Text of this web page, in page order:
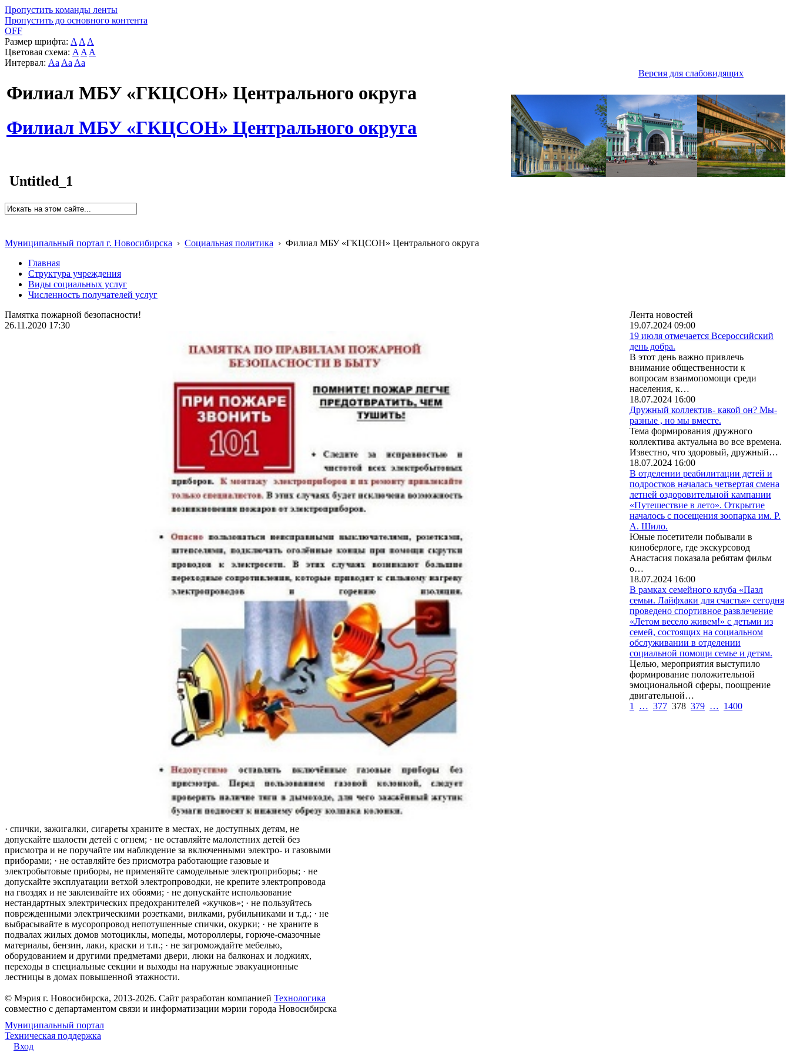
Пропустить команды ленты
Пропустить до основного контента
OFF
Размер шрифта: A A A
Цветовая схема: A A A
Интервал: Aa Aa Aa
Версия для слабовидящих
Филиал МБУ «ГКЦСОН» Центрального округа
Филиал МБУ «ГКЦСОН» Центрального округа
Untitled_1
Муниципальный портал г. Новосибирска › Социальная политика › Филиал МБУ «ГКЦСОН» Центрального округа
Главная
Структура учреждения
Виды социальных услуг
Численность получателей услуг
Памятка пожарной безопасности!
26.11.2020 17:30
· спички, зажигалки, сигареты храните в местах, не доступных детям, не
допускайте шалости детей с огнем; · не оставляйте малолетних детей без
присмотра и не поручайте им наблюдение за включенными электро- и газовыми
приборами; · не оставляйте без присмотра работающие газовые и
электробытовые приборы, не применяйте самодельные электроприборы; · не
допускайте эксплуатации ветхой электропроводки, не крепите электропровода
на гвоздях и не заклеивайте их обоями; · не допускайте использование
нестандартных электрических предохранителей «жучков»; · не пользуйтесь
поврежденными электрическими розетками, вилками, рубильниками и т.д.; · не
выбрасывайте в мусоропровод непотушенные спички, окурки; · не храните в
подвалах жилых домов мотоциклы, мопеды, мотороллеры, горюче-смазочные
материалы, бензин, лаки, краски и т.п.; · не загромождайте мебелью,
оборудованием и другими предметами двери, люки на балконах и лоджиях,
переходы в специальные секции и выходы на наружные эвакуационные
лестницы в домах повышенной этажности.
Лента новостей
19.07.2024 09:00
19 июля отмечается Всероссийский
день добра.
В этот день важно привлечь
внимание общественности к
вопросам взаимопомощи среди
населения, к…
18.07.2024 16:00
Дружный коллектив- какой он? Мы-
разные , но мы вместе.
Тема формирования дружного
коллектива актуальна во все времена.
Известно, что здоровый, дружный…
18.07.2024 16:00
В отделении реабилитации детей и
подростков началась четвертая смена
летней оздоровительной кампании
«Путешествие в лето». Открытие
началось с посещения зоопарка им. Р.
А. Шило.
Юные посетители побывали в
киноберлоге, где экскурсовод
Анастасия показала ребятам фильм
о…
18.07.2024 16:00
В рамках семейного клуба «Пазл
семьи. Лайфхаки для счастья» сегодня
проведено спортивное развлечение
«Летом весело живем!» с детьми из
семей, состоящих на социальном
обслуживании в отделении
социальной помощи семье и детям.
Целью, мероприятия выступило
формирование положительной
эмоциональной сферы, поощрение
двигательной…
1
… 377 378 379 … 1400
© Мэрия г. Новосибирска, 2013-2026. Сайт разработан компанией Технологика
совместно с департаментом связи и информатизации мэрии города Новосибирска
Муниципальный портал
Техническая поддержка
Вход